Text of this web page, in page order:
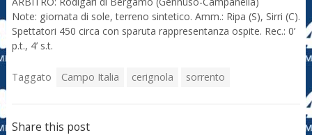
Note: giornata di sole, terreno sintetico. Amm.: Ripa (S), Sirri (C).
Spettatori 450 circa con sparuta rappresentanza ospite. Rec.: 0’
p.t., 4’ s.t.
Taggato Campo Italia cerignola sorrento
Share this post